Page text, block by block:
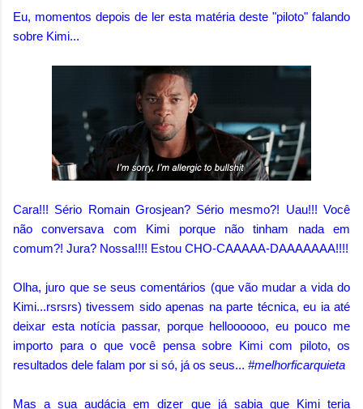
Eu, momentos depois de ler esta matéria deste "piloto" falando
sobre Kimi...
Cara!!! Sério Romain Grosjean? Sério mesmo?! Uau!!! Você
não conversava com Kimi porque não tinham nada em
comum?! Jura? Nossa!!!! Estou CHO-CAAAAA-DAAAAAAA!!!!
Olha, juro que se seus comentários (que vão mudar a vida do
Kimi...rsrsrs) tivessem sido apenas na parte técnica, eu ia até
deixar esta notícia passar, porque helloooooo, eu pouco me
importo para o que você pensa sobre Kimi com piloto, os
resultados dele falam por si só, já os seus... #melhorficarquieta
Mas a sua audácia em dizer que já sabia que Kimi teria